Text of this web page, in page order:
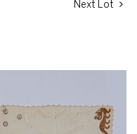
Next Lot